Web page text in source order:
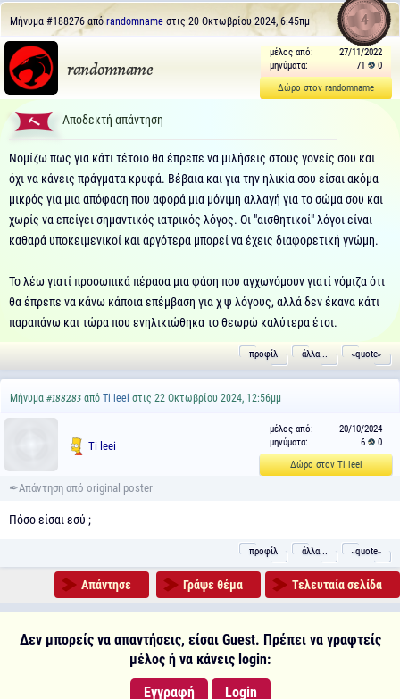
4
Μήνυμα #188276 από randomname στις 20 Οκτωβρίου 2024, 6:45πμ
randomname
μέλος από:
27/11/2022
μηνύματα:
71
0
Δώρο στον randomname
Αποδεκτή απάντηση
Νομίζω πως για κάτι τέτοιο θα έπρεπε να μιλήσεις στους γονείς σου και
όχι να κάνεις πράγματα κρυφά. Βέβαια και για την ηλικία σου είσαι ακόμα
μικρός για μια απόφαση που αφορά μια μόνιμη αλλαγή για το σώμα σου και
χωρίς να επείγει σημαντικός ιατρικός λόγος. Οι "αισθητικοί" λόγοι είναι
καθαρά υποκειμενικοί και αργότερα μπορεί να έχεις διαφορετική γνώμη.
Το λέω γιατί προσωπικά πέρασα μια φάση που αγχωνόμουν γιατί νόμιζα ότι
θα έπρεπε να κάνω κάποια επέμβαση για χ ψ λόγους, αλλά δεν έκανα κάτι
παραπάνω και τώρα που ενηλικιώθηκα το θεωρώ καλύτερα έτσι.
προφίλ άλλα... ˵quote˶
Μήνυμα #188283 από Ti leei στις 22 Οκτωβρίου 2024, 12:56μμ
Ti leei
μέλος από:
20/10/2024
μηνύματα:
6
0
Δώρο στον Ti leei
Πόσο είσαι εσύ ;
προφίλ άλλα... ˵quote˶
Απάντησε Γράψε θέμα Τελευταία σελίδα
Δεν μπορείς να απαντήσεις, είσαι Guest. Πρέπει να γραφτείς
μέλος ή να κάνεις login:
Εγγραφή
Login